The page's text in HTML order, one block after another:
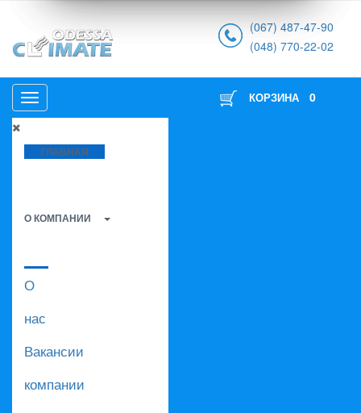
(067) 487-47-90
(048) 770-22-02
ГЛАВНАЯ
О КОМПАНИИ
О
нас
Вакансии
компании
КОРЗИНА 0